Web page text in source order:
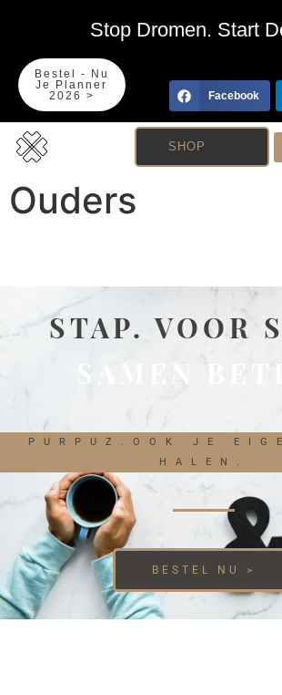
Stop Dromen. Start
Bestel - Nu
Je Planner
2026 >
Facebook
SHOP
Ouders
STAP. VOOR
SAMEN
PURPUZ.OOK JE
HALEN.
BESTEL NU >